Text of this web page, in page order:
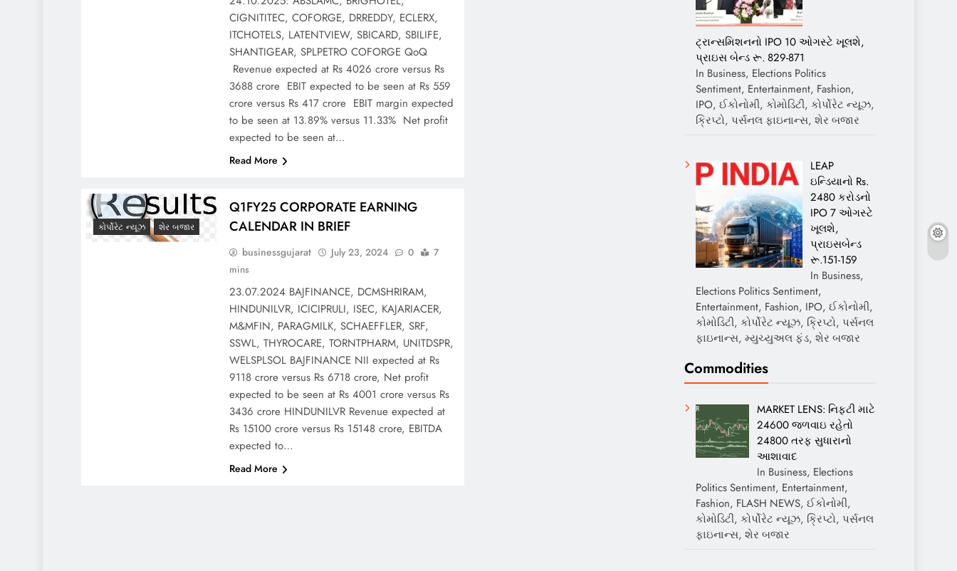
CIGNITITEC, COFORGE, DRREDDY, ECLERX,
ITCHOTELS, LATENTVIEW, SBICARD, SBILIFE,
SHANTIGEAR, SPLPETRO COFORGE QoQ
Revenue expected at Rs 4026 crore versus Rs
3688 crore EBIT expected to be seen at Rs 559
crore versus Rs 417 crore EBIT margin expected
to be seen at 13.89% versus 11.33% Net profit
expected to be seen at…
Read More
કોર્પોરેટ ન્યૂઝ શેર બજાર
Q1FY25 CORPORATE EARNING
CALENDAR IN BRIEF
businessgujarat July 23, 2024 0
7
mins
23.07.2024 BAJFINANCE, DCMSHRIRAM,
HINDUNILVR, ICICIPRULI, ISEC, KAJARIACER,
M&MFIN, PARAGMILK, SCHAEFFLER, SRF,
SSWL, THYROCARE, TORNTPHARM, UNITDSPR,
WELSPLSOL BAJFINANCE NII expected at Rs
9118 crore versus Rs 6718 crore, Net profit
expected to be seen at Rs 4001 crore versus Rs
3436 crore HINDUNILVR Revenue expected at
Rs 15100 crore versus Rs 15148 crore, EBITDA
expected to…
Read More
ટ્રાન્સમિશનનો IPO 10 ઓગસ્ટે ખૂલશે,
પ્રાઇસ બેન્ડ રૂ. 829-871
In Business, Elections Politics
Sentiment, Entertainment, Fashion,
IPO, ઈકોનોમી, કોમોડિટી, કોર્પોરેટ ન્યૂઝ,
ક્રિપ્ટો, પર્સનલ ફાઇનાન્સ, શેર બજાર
LEAP
ઇન્ડિયાનો Rs.
2480 કરોડનો
IPO 7 ઓગસ્ટે
ખૂલશે,
પ્રાઇસબેન્ડ
રૂ.151-159
In Business,
Elections Politics Sentiment,
Entertainment, Fashion, IPO, ઈકોનોમી,
કોમોડિટી, કોર્પોરેટ ન્યૂઝ, ક્રિપ્ટો, પર્સનલ
ફાઇનાન્સ, મ્યુચ્યુઅલ ફંડ, શેર બજાર
Commodities
MARKET LENS: નિફ્ટી માટે
24600 જળવાઇ રહેતો
24800 તરફ સુધારાનો
આશાવાદ
In Business, Elections
Politics Sentiment, Entertainment,
Fashion, FLASH NEWS, ઈકોનોમી,
કોમોડિટી, કોર્પોરેટ ન્યૂઝ, ક્રિપ્ટો, પર્સનલ
ફાઇનાન્સ, શેર બજાર